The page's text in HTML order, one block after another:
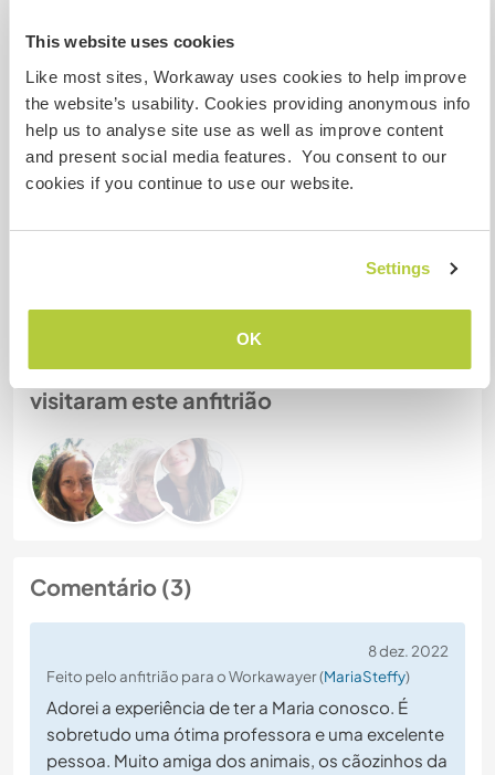
This website uses cookies
Like most sites, Workaway uses cookies to help improve
the website’s usability. Cookies providing anonymous info
help us to analyse site use as well as improve content
and present social media features. You consent to our
cookies if you continue to use our website.
Settings
OK
1
Meus animais / animais de
estimação
Nº de ref. de anfitrião: 844128597558
Converse com Workawayers que já
visitaram este anfitrião
Comentário (3)
8 dez. 2022
Feito pelo anfitrião para o Workawayer (MariaSteffy)
Adorei a experiência de ter a Maria conosco. É
sobretudo uma ótima professora e uma excelente
pessoa. Muito amiga dos animais, os cãozinhos da